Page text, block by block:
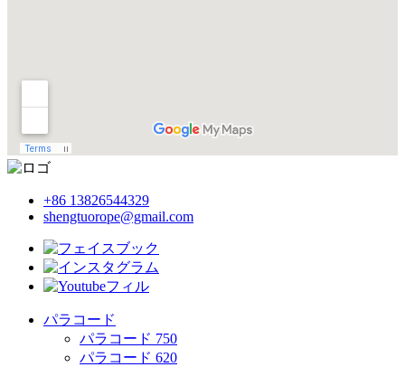
+86 13826544329
shengtuorope@gmail.com
パラコード
パラコード 750
パラコード 620